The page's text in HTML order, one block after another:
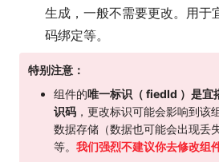
生成，一般不需要更改。用于
码绑定等。
特别注意：
组件的唯一标识（ fiedId ）是宜
识码 ，更改标识可能会影响到该
数据存储（数据也可能会出现丢
等。 我们强烈不建议你去修改组